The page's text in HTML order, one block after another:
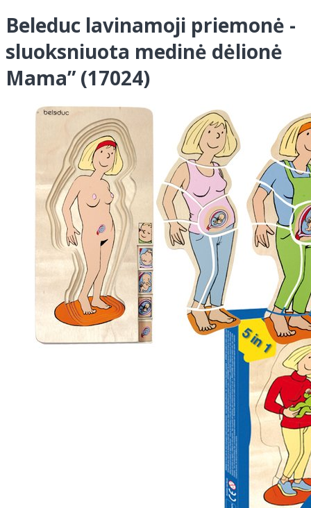
Beleduc lavinamoji priemonė -
sluoksniuota medinė dėlionė
Mama” (17024)